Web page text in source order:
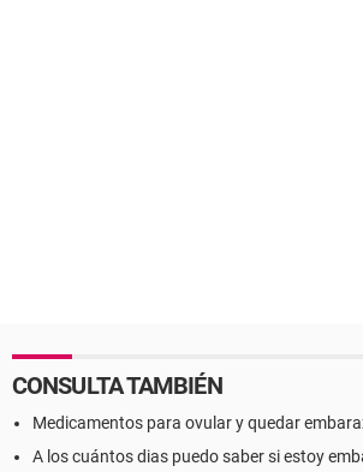
CONSULTA TAMBIÉN
Medicamentos para ovular y quedar
A los cuántos dias puedo saber si estoy